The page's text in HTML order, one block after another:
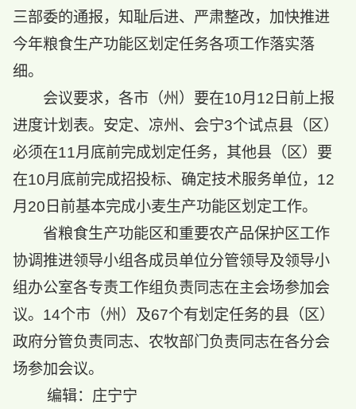
三部委的通报，知耻后进、严肃整改，加快推进
今年粮食生产功能区划定任务各项工作落实落
细。
会议要求，各市（州）要在10月12日前上报
进度计划表。安定、凉州、会宁3个试点县（区）
必须在11月底前完成划定任务，其他县（区）要
在10月底前完成招投标、确定技术服务单位，12
月20日前基本完成小麦生产功能区划定工作。
省粮食生产功能区和重要农产品保护区工作
协调推进领导小组各成员单位分管领导及领导小
组办公室各专责工作组负责同志在主会场参加会
议。14个市（州）及67个有划定任务的县（区）
政府分管负责同志、农牧部门负责同志在各分会
场参加会议。
编辑：庄宁宁